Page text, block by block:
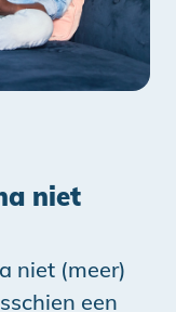
niet
niet (meer)
een